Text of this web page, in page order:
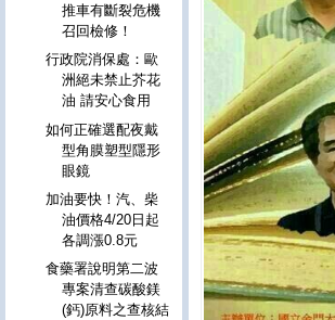
推車有斷裂危機
召回檢修！
行政院消保處：歐
洲絕未禁止芥花
油 請安心食用
如何正確選配夜戴
型角膜塑型隱形
眼鏡
加油要快！汽、柴
油價格4/20日起
各調漲0.8元
食藥署說明第二波
專案清查碳酸鎂
(鈣)原料之查核結